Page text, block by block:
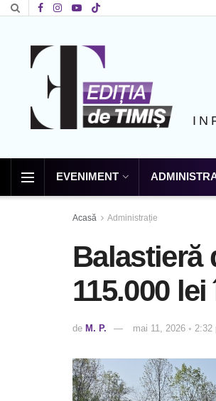
EVENIMENT
Acasă Administrație
Balastieră
115.000
de M. P. mai 11, 2026 ◦ 2:32